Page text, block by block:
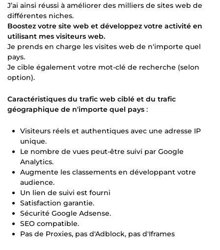
J’ai ainsi réussi à améliorer des milliers de sites web de
différentes niches.
Boostez votre site web et développez votre activité en
utilisant mes visiteurs web.
Je prends en charge les visites web de n'importe quel
pays.
Je cible également votre mot-clé de recherche (selon
option).
Caractéristiques du trafic web ciblé et du trafic
géographique de n'importe quel pays :
Visiteurs réels et authentiques avec une adresse IP
unique.
Le nombre de vues peut-être suivi par Google
Analytics.
Augmente les classements en développant votre
audience.
Un lien de suivi est fourni
Satisfaction garantie.
Sécurité Google Adsense.
SEO compatible.
Pas de Proxies, pas d'Adblock, pas d'Iframes